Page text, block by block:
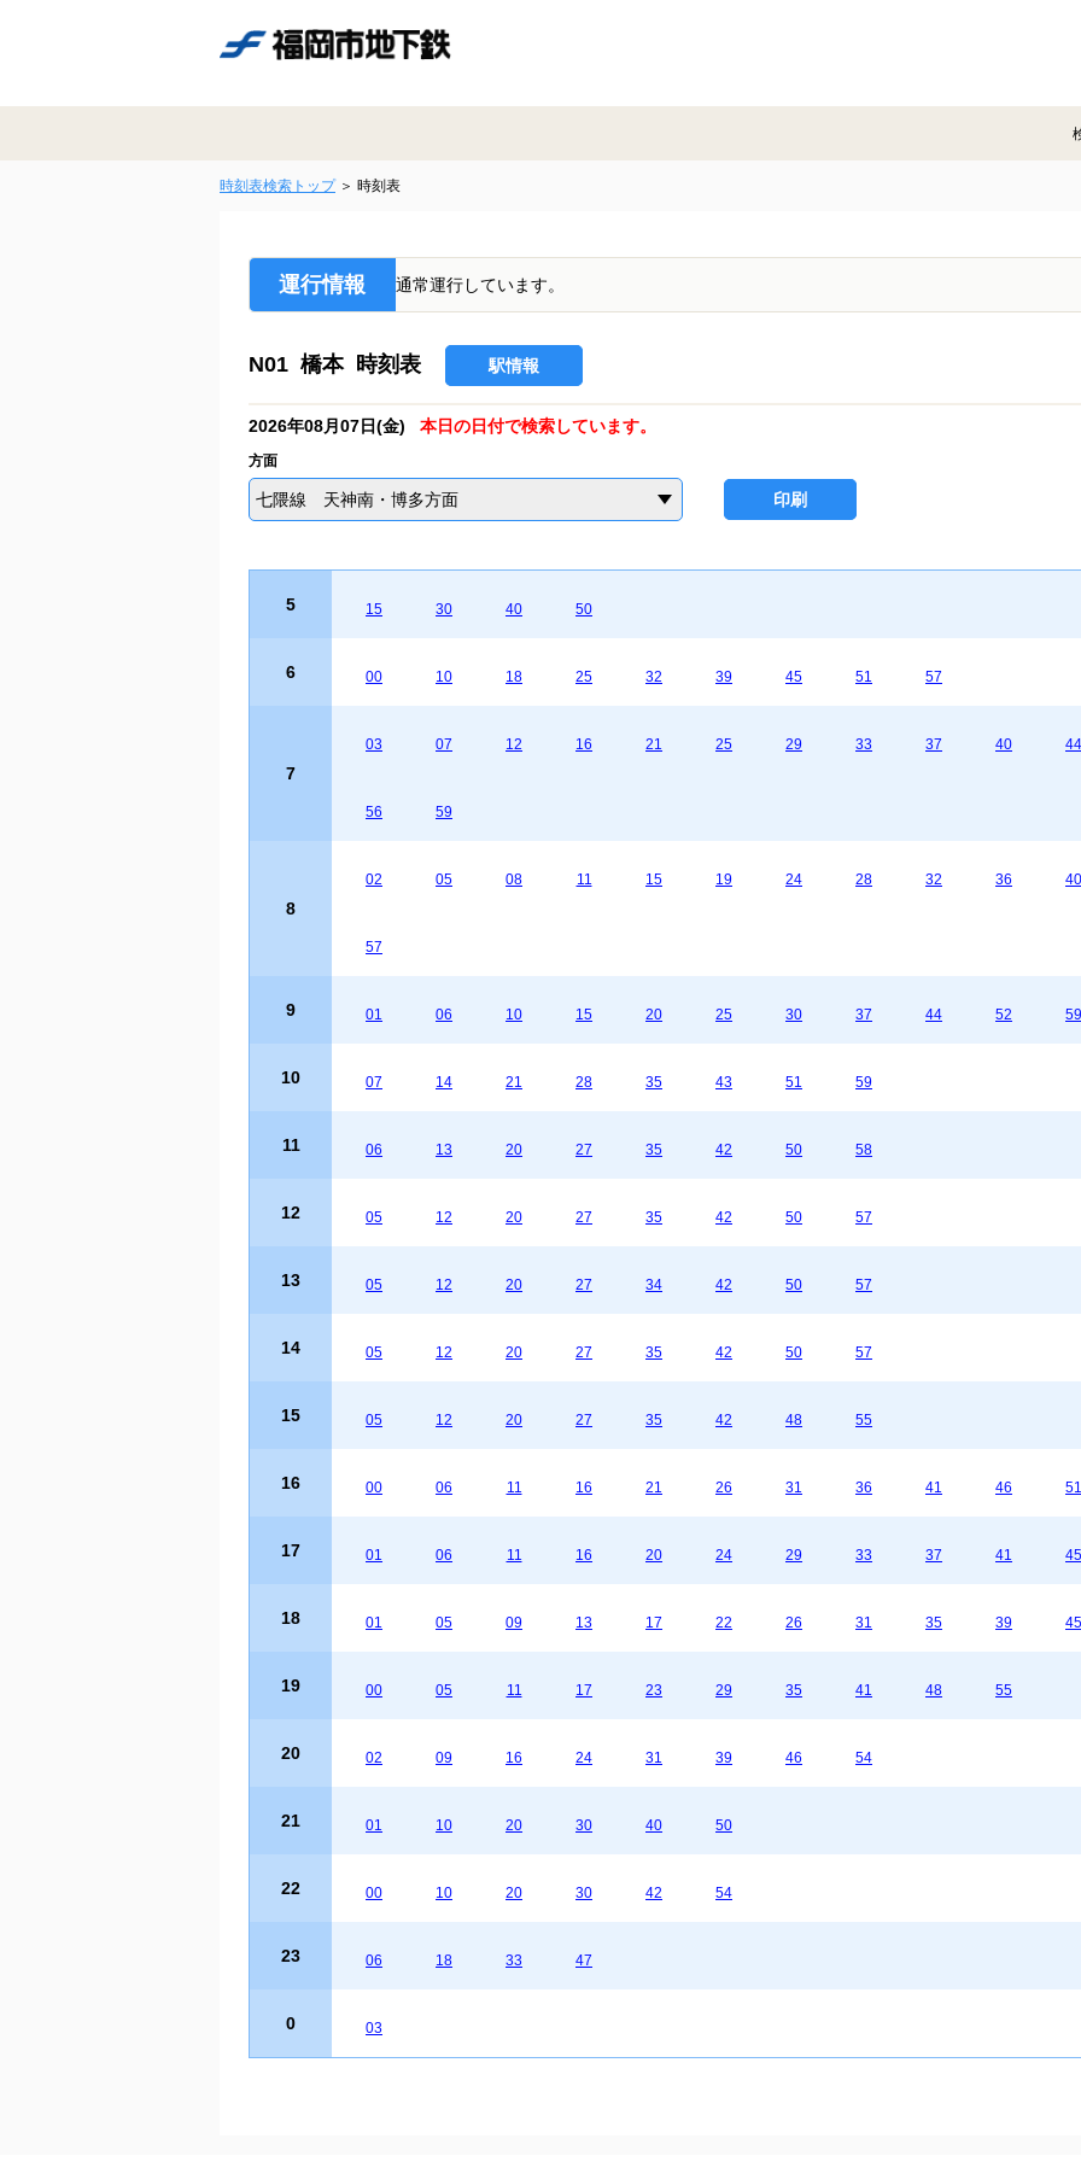
時刻表検索トップ 時刻表
運行情報 通常運行しています。
N01 橋本 時刻表 駅情報
2026年08月07日(金) 本日の日付で検索しています。
方面
七隈線 天神南・博多方面 印刷
5 15 30 40 50
6 00 10 18 25 32 39 45 51 57
7
03 07 12 16 21 25 29 33 37 40 44
56 59
8
02 05 08 11 15 19 24 28 32 36 40
57
9 01 06 10 15 20 25 30 37 44 52 59
10 07 14 21 28 35 43 51 59
11 06 13 20 27 35 42 50 58
12 05 12 20 27 35 42 50 57
13 05 12 20 27 34 42 50 57
14 05 12 20 27 35 42 50 57
15 05 12 20 27 35 42 48 55
16 00 06 11 16 21 26 31 36 41 46 51
17 01 06 11 16 20 24 29 33 37 41 45
18 01 05 09 13 17 22 26 31 35 39 45
19 00 05 11 17 23 29 35 41 48 55
20 02 09 16 24 31 39 46 54
21 01 10 20 30 40 50
22 00 10 20 30 42 54
23 06 18 33 47
0 03